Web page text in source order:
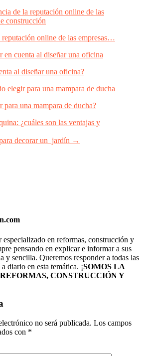
online de las empresas…
al diseñar una oficina?
para una mampara de ducha?
¿cuáles son las ventajas y
decorar un jardín →
especializado en reformas, construcción y
pensando en explicar e informar a sus
y sencilla. Queremos responder a todas las
diario en esta temática. ¡SOMOS LA
CONSTRUCCIÓN Y
no será publicada. Los campos
con *